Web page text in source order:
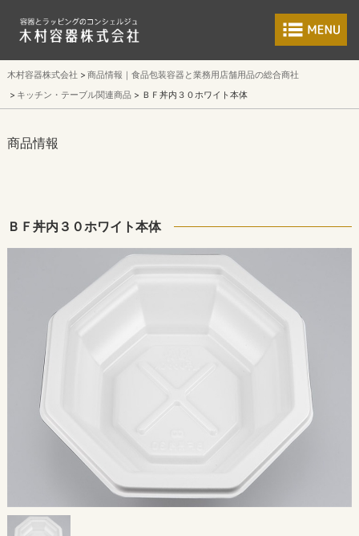
食品包装容器と
木村容器株式会社
商品情報｜食品包装容器と業務用店舗用品の総合商社
キッチン・テーブル関連商品
ＢＦ丼内３０ホワイト本体
商品情報
ＢＦ丼内３０ホワイト本体